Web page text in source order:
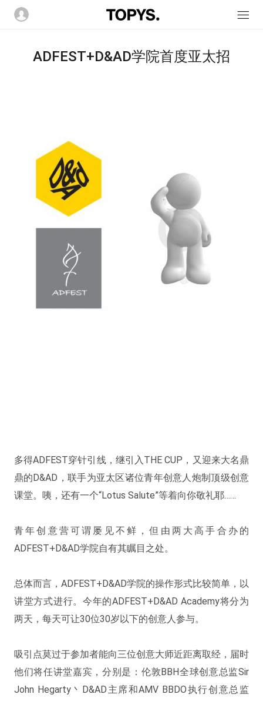
ADFEST+D&AD学院首度亚太招
多得ADFEST穿针引线，继引入THE CUP，又迎来大名鼎
鼎的D&AD，联手为亚太区诸位青年创意人炮制顶级创意
课堂。咦，还有一个“Lotus Salute”等着向你敬礼耶……
青年创意营可谓屡见不鲜，但由两大高手合办的
ADFEST+D&AD学院自有其瞩目之处。
总体而言，ADFEST+D&AD学院的操作形式比较简单，以
讲堂方式进行。今年的ADFEST+D&AD Academy将分为
两天，每天可让30位30岁以下的创意人参与。
吸引点莫过于参加者能向三位创意大师近距离取经，届时
他们将任讲堂嘉宾，分别是：伦敦BBH全球创意总监Sir
John Hegarty丶D&AD主席和AMV BBDO执行创意总监